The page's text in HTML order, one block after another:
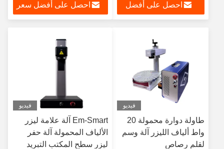
احصل على أفضل احصل على أفضل سعر
فيديو
طاولة دوارة محمولة 20
واط ألياف الليزر آلة وسم
لقلم رصاص
فيديو
Em-Smart آلة علامة ليزر
الألياف المحمولة آلة حفر
ليزر سطح المكتب التبريد